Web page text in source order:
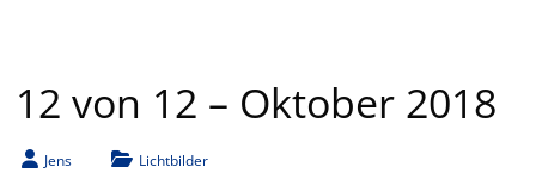
12 von 12 – Oktober 2018
Jens Lichtbilder